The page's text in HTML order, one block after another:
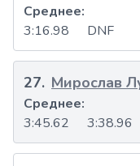
3:16.98 DNF
Среднее:
27. Мирослав
3:45.62 3:38.96
Среднее: